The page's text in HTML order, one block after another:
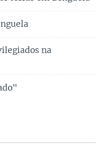
na